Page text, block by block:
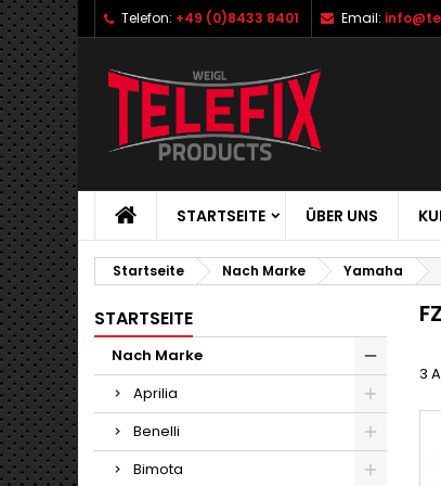
Telefon: +49 (0)8433 8401 Email:
STARTSEITE ÜBER UNS
Startseite Nach Marke Yamaha
STARTSEITE
Nach Marke
Aprilia
Benelli
Bimota
3